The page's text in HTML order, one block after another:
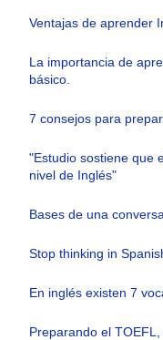
Ventajas de aprender
La importancia de
básico.
7 consejos para
"Estudio sostiene que
nivel de Inglés"
Bases de una
Stop thinking in
En inglés existen 7
Preparando el